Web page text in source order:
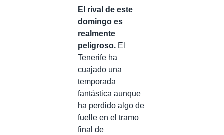
El rival de este
domingo es
realmente
peligroso. El
Tenerife ha
cuajado una
temporada
fantástica aunque
ha perdido algo de
fuelle en el tramo
final de